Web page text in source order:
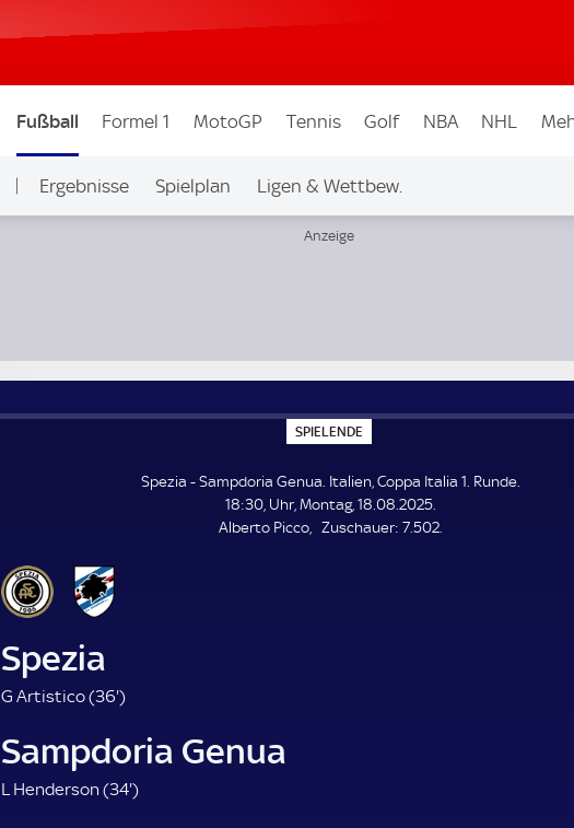
Fußball Formel 1 MotoGP Tennis Golf NBA NHL
Ergebnisse Spielplan Ligen & Wettbew.
SPIELENDE
P
E
L
E
N
Spezia - Sampdoria Genua. Italien, Coppa Italia 1. Runde.
18:30, Uhr, Montag, 18.08.2025.
Alberto Picco
Zuschauer: Z
7.502.
Spezia
G Artistico (36'3
.
m
i
)
Sampdoria Genua
L Henderson (34'3
)